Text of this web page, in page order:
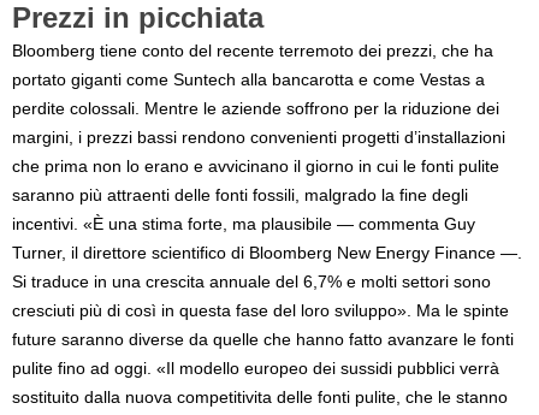
Prezzi in picchiata
Bloomberg tiene conto del recente terremoto dei prezzi, che ha
portato giganti come Suntech alla bancarotta e come Vestas a
perdite colossali. Mentre le aziende soffrono per la riduzione dei
margini, i prezzi bassi rendono convenienti progetti d’installazioni
che prima non lo erano e avvicinano il giorno in cui le fonti pulite
saranno più attraenti delle fonti fossili, malgrado la fine degli
incentivi. «È una stima forte, ma plausibile — commenta Guy
Turner, il direttore scientifico di Bloomberg New Energy Finance —.
Si traduce in una crescita annuale del 6,7% e molti settori sono
cresciuti più di così in questa fase del loro sviluppo». Ma le spinte
future saranno diverse da quelle che hanno fatto avanzare le fonti
pulite fino ad oggi. «Il modello europeo dei sussidi pubblici verrà
sostituito dalla nuova competitivita delle fonti pulite, che le stanno